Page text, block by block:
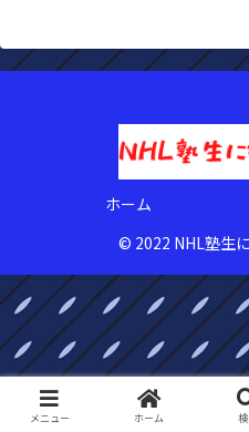
ホーム
© 2022 NHL塾生
メニュー ホーム